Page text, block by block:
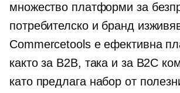
множество платформи за
потребителско и бранд
Commercetools е ефективна
както за B2B, така и за B2C
като предлага набор от